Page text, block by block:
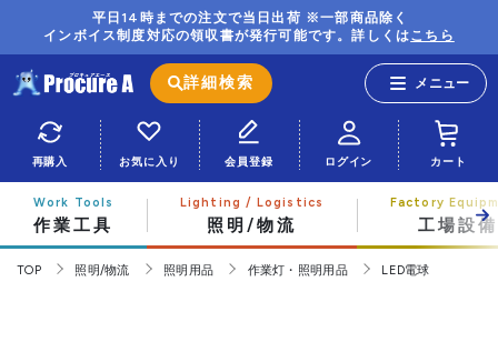
平日14時までの注文で当日出荷 ※一部商品除く
インボイス制度対応の領収書が発行可能です。詳しくはこちら
詳細検索
再購入 お気に入り 会員登録 ログイン カート
作業工具 照明/物流 工場設備
TOP 照明/物流 照明用品 作業灯・照明用品 LED電球